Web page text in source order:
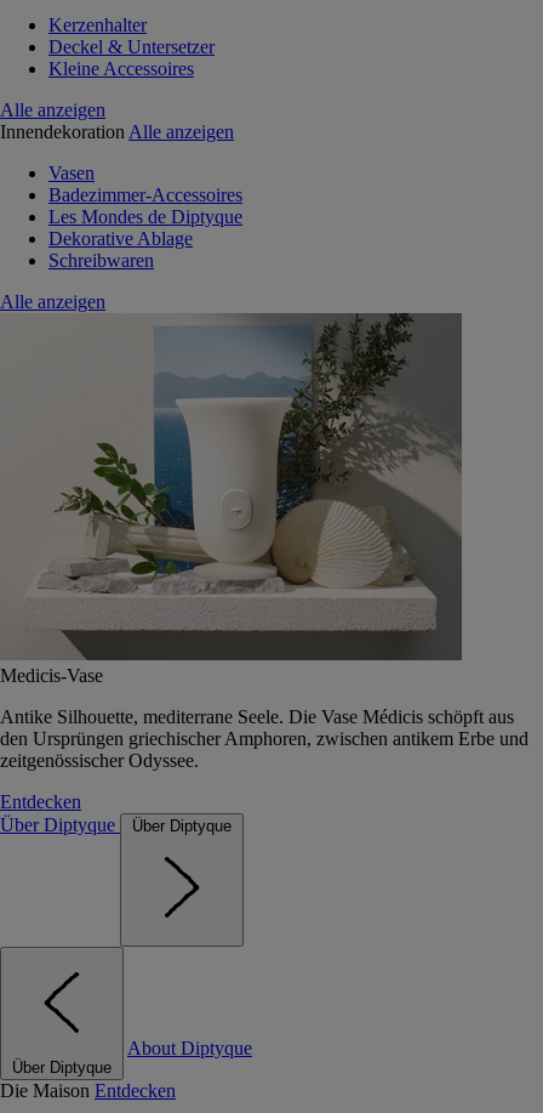
Kerzenhalter
Deckel & Untersetzer
Kleine Accessoires
Alle anzeigen
Innendekoration Alle anzeigen
Vasen
Badezimmer-Accessoires
Les Mondes de Diptyque
Dekorative Ablage
Schreibwaren
Alle anzeigen
Medicis-Vase
Antike Silhouette, mediterrane Seele. Die Vase Médicis schöpft aus
den Ursprüngen griechischer Amphoren, zwischen antikem Erbe und
zeitgenössischer Odyssee.
Entdecken
Über Diptyque
Über Diptyque
Über Diptyque
About Diptyque
Die Maison Entdecken